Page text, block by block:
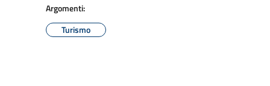
Argomenti:
Turismo